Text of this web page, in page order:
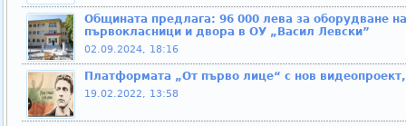
Общината предлага: 96 000 лева за оборудване на
първокласници и двора в ОУ „Васил Левски”
02.09.2024, 18:16
Платформата „От първо лице“ с нов
19.02.2022, 13:58